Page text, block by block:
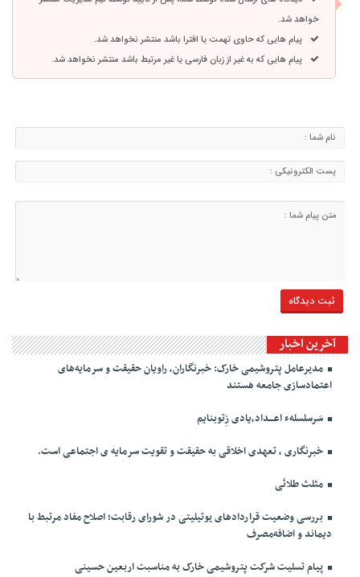
خواهد شد.
پیام هایی که حاوی تهمت یا افترا باشد منتشر نخواهد شد.
پیام هایی که به غیر از زبان فارسی یا غیر مرتبط باشد منتشر نخواهد شد.
آخرین اخبار
مدیرعامل پتروشیمی خارک: خبرنگاران، راویان حقیقت و سرمایه‌های
اعتمادسازی جامعه هستند
سَرسلسلهء اعـــداد،یادی زِتوبنایم
خبرنگاری ، تعهدی اخلاقی به حقیقت و تقویت سرمایه ی اجتماعی است.
مثلث طلائی
بررسی وضعیت قراردادهای یوتیلیتی در شورای رقابت؛ اصلاح مفاد مرتبط با
دیماند و اضافه‌مصرف
پیام تسلیت شرکت پتروشیمی خارک به مناسبت اربعین حسینی